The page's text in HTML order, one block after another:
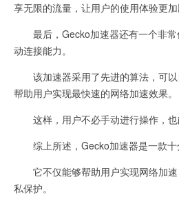
享无限的流量，让用户的使用体验更加
最后，Gecko加速器还有一个非常
动连接能力。
该加速器采用了先进的算法，可以
帮助用户实现最快速的网络加速效果。
这样，用户不必手动进行操作，也
综上所述，Gecko加速器是一款十
它不仅能够帮助用户实现网络加速
私保护。